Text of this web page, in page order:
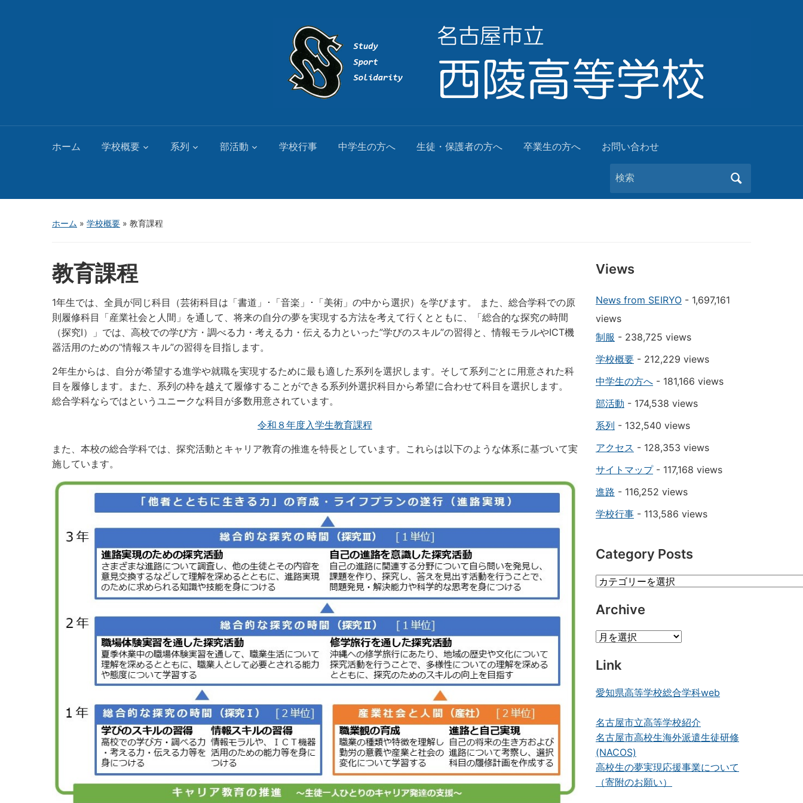
ホーム 学校概要 系列 部活動 学校行事 中学生の方へ 生徒・保護者の方へ 卒業生の方へ お問い合わせ
Search
for:
ホーム » 学校概要 » 教育課程
教育課程
1年生では、全員が同じ科目（芸術科目は「書道」･「音楽」･「美術」の中から選択）を学びます。 また、総合学科での原
則履修科目「産業社会と人間」を通して、将来の自分の夢を実現する方法を考えて行くとともに、「総合的な探究の時間
（探究Ⅰ）」では、高校での学び方・調べる力・考える力・伝える力といった”学びのスキル”の習得と、情報モラルやICT機
器活用のための”情報スキル”の習得を目指します。
2年生からは、自分が希望する進学や就職を実現するために最も適した系列を選択します。そして系列ごとに用意された科
目を履修します。また、系列の枠を越えて履修することができる系列外選択科目から希望に合わせて科目を選択します。
総合学科ならではというユニークな科目が多数用意されています。
令和８年度入学生教育課程
また、本校の総合学科では、探究活動とキャリア教育の推進を特長としています。これらは以下のような体系に基づいて実
施しています。
Views
News from SEIRYO - 1,697,161
views
制服 - 238,725 views
学校概要 - 212,229 views
中学生の方へ - 181,166 views
部活動 - 174,538 views
系列 - 132,540 views
アクセス - 128,353 views
サイトマップ- 117,168 views
進路 - 116,252 views
学校行事 - 113,586 views
Category Posts
Category
Archive
Archive
Link
愛知県高等学校総合学科web
名古屋市立高等学校紹介
名古屋市高校生海外派遣生徒研修
(NACOS)
高校生の夢実現応援事業について
（寄附のお願い）